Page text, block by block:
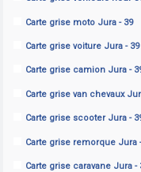
Carte grise moto Jura - 39
Carte grise voiture Jura - 39
Carte grise camion Jura -
Carte grise van chevaux
Carte grise scooter Jura -
Carte grise remorque Jura
Carte grise caravane Jura -